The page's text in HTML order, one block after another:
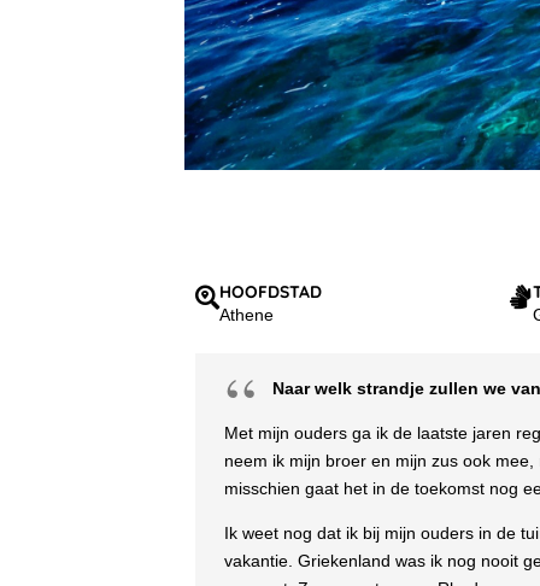
HOOFDSTAD
Athene
Naar welk strandje zullen we
Met mijn ouders ga ik de laatste jaren
neem ik mijn broer en mijn zus ook
misschien gaat het in de toekomst nog
Ik weet nog dat ik bij mijn ouders in de
vakantie. Griekenland was ik nog nooit